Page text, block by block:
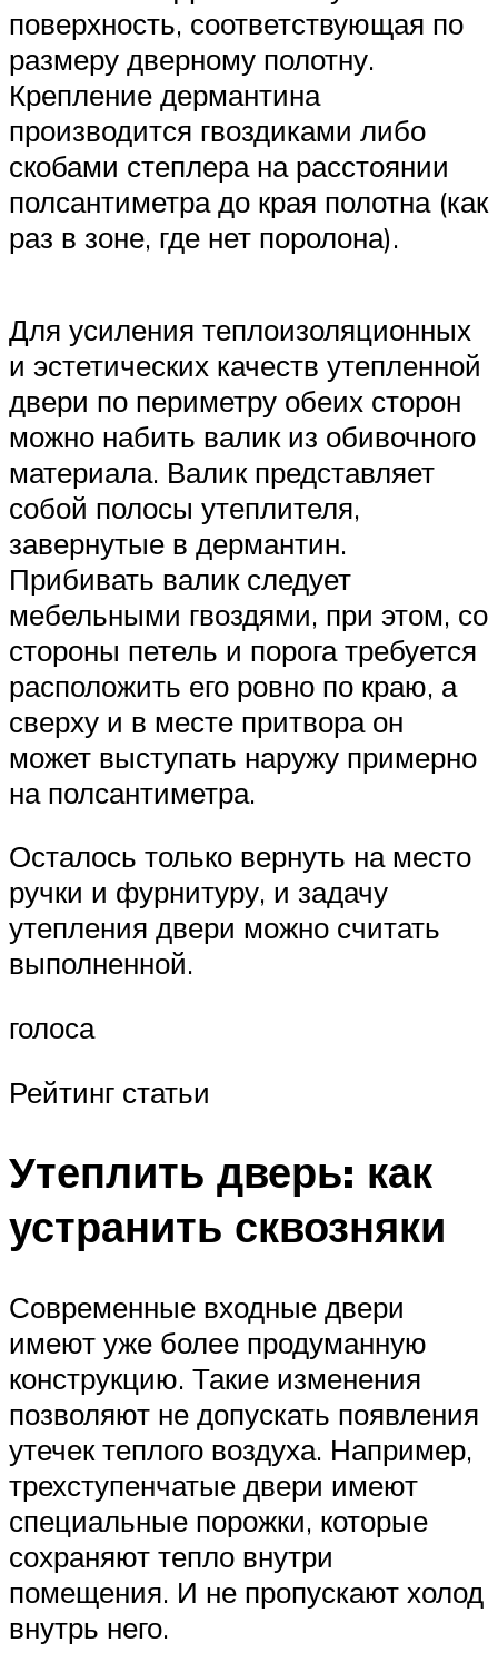
поверхность, соответствующая по
размеру дверному полотну.
Крепление дермантина
производится гвоздиками либо
скобами степлера на расстоянии
полсантиметра до края полотна (как
раз в зоне, где нет поролона).
Для усиления теплоизоляционных
и эстетических качеств утепленной
двери по периметру обеих сторон
можно набить валик из обивочного
материала. Валик представляет
собой полосы утеплителя,
завернутые в дермантин.
Прибивать валик следует
мебельными гвоздями, при этом, со
стороны петель и порога требуется
расположить его ровно по краю, а
сверху и в месте притвора он
может выступать наружу примерно
на полсантиметра.
Осталось только вернуть на место
ручки и фурнитуру, и задачу
утепления двери можно считать
выполненной.
голоса
Рейтинг статьи
Утеплить дверь: как
устранить сквозняки
Современные входные двери
имеют уже более продуманную
конструкцию. Такие изменения
позволяют не допускать появления
утечек теплого воздуха. Например,
трехступенчатые двери имеют
специальные порожки, которые
сохраняют тепло внутри
помещения. И не пропускают холод
внутрь него.